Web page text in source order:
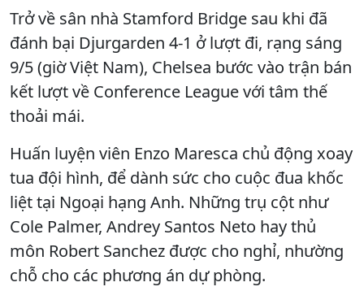
Trở về sân nhà Stamford Bridge sau khi đã
đánh bại Djurgarden 4-1 ở lượt đi, rạng sáng
9/5 (giờ Việt Nam), Chelsea bước vào trận bán
kết lượt về Conference League với tâm thế
thoải mái.
Huấn luyện viên Enzo Maresca chủ động xoay
tua đội hình, để dành sức cho cuộc đua khốc
liệt tại Ngoại hạng Anh. Những trụ cột như
Cole Palmer, Andrey Santos Neto hay thủ
môn Robert Sanchez được cho nghỉ, nhường
chỗ cho các phương án dự phòng.